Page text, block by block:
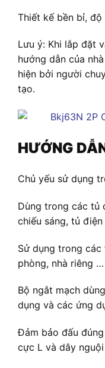
Thiết kế bền bỉ,
Lưu ý: Khi lắp đặt
hướng dẫn của
hiện bởi người
tạo.
HƯỚNG
Chủ yếu sử dụng
Dùng trong các tủ
chiếu sáng, tủ
Sử dụng trong các
phòng, nhà riêng …
Bộ ngắt mạch
dụng và các ứng
Đảm bảo đấu
cực L và dây